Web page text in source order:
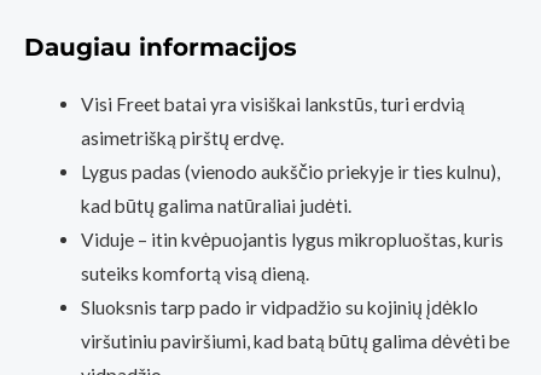
Daugiau informacijos
Visi Freet batai yra visiškai lankstūs, turi erdvią
asimetrišką pirštų erdvę.
Lygus padas (vienodo aukščio priekyje ir ties kulnu),
kad būtų galima natūraliai judėti.
Viduje – itin kvėpuojantis lygus mikropluoštas, kuris
suteiks komfortą visą dieną.
Sluoksnis tarp pado ir vidpadžio su kojinių įdėklo
viršutiniu paviršiumi, kad batą būtų galima dėvėti be